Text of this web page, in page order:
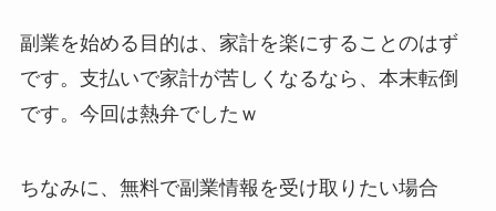
副業を始める目的は、家計を楽にすることのはず
です。支払いで家計が苦しくなるなら、本末転倒
です。今回は熱弁でしたｗ
ちなみに、無料で副業情報を受け取りたい場合